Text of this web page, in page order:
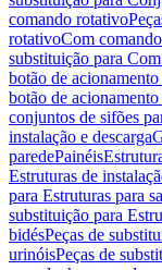
comando rotativo
rotativoCom
substituição para
botão de
botão de
conjuntos de sifões
instalação e descarga
paredePainéis
Estruturas de
para Estruturas para
substituição para
bidésPeças de
urinóisPeças de